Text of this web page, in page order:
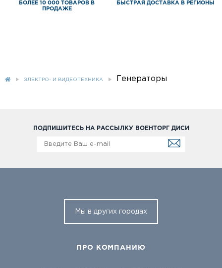
БОЛЕЕ 10 000 ТОВАРОВ В
ПРОДАЖЕ
БЫСТРАЯ ДОСТАВКА В РЕГИОНЫ
ЭЛЕКТРО- И ВИДЕОТЕХНИКА Генераторы
ПОДПИШИТЕСЬ НА РАССЫЛКУ ВОЕНТОРГ ДИСИ
Мы в других городах
ПРО КОМПАНИЮ